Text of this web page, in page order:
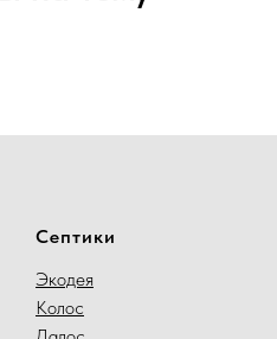
Септики
Экодея
Колос